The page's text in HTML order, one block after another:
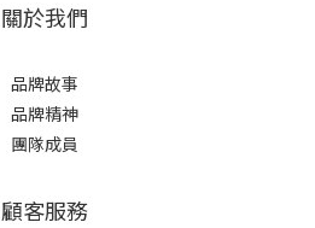
關於我們
品牌故事
品牌精神
團隊成員
顧客服務